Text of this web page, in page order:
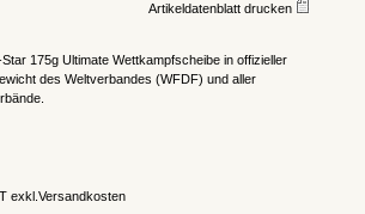
Artikeldatenblatt drucken
175g Ultimate Wettkampfscheibe in offizieller
des Weltverbandes (WFDF) und aller
exkl. Versandkosten